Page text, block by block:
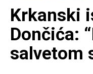
Krkanski
Dončića:
salvetom